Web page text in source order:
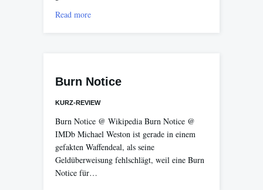
Read more
Burn Notice
KURZ-REVIEW
Burn Notice @ Wikipedia Burn Notice @
IMDb Michael Weston ist gerade in einem
gefakten Waffendeal, als seine
Geldüberweisung fehlschlägt, weil eine Burn
Notice für…